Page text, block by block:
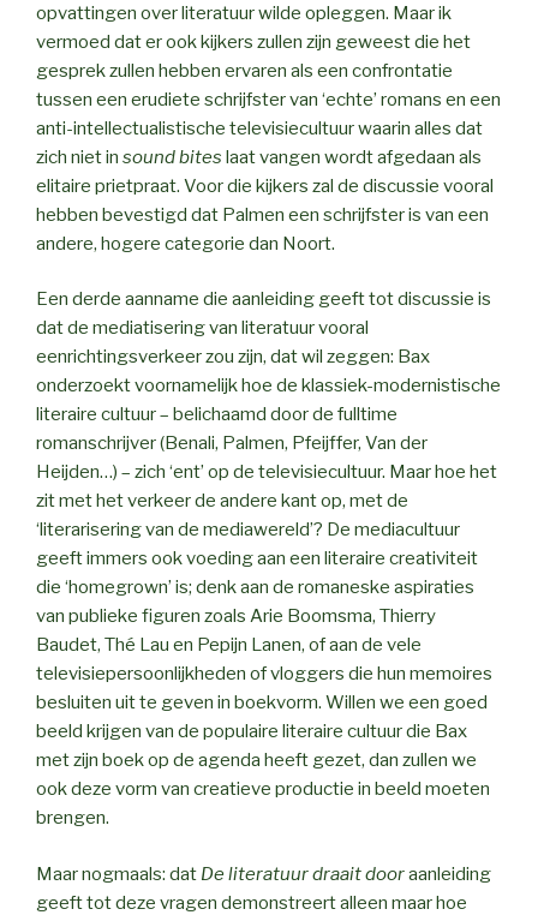
opvattingen over literatuur wilde opleggen. Maar ik
vermoed dat er ook kijkers zullen zijn geweest die het
gesprek zullen hebben ervaren als een confrontatie
tussen een erudiete schrijfster van ‘echte’ romans en een
anti-intellectualistische televisiecultuur waarin alles dat
zich niet in sound bites laat vangen wordt afgedaan als
elitaire prietpraat. Voor die kijkers zal de discussie vooral
hebben bevestigd dat Palmen een schrijfster is van een
andere, hogere categorie dan Noort.
Een derde aanname die aanleiding geeft tot discussie is
dat de mediatisering van literatuur vooral
eenrichtingsverkeer zou zijn, dat wil zeggen: Bax
onderzoekt voornamelijk hoe de klassiek-modernistische
literaire cultuur – belichaamd door de fulltime
romanschrijver (Benali, Palmen, Pfeijffer, Van der
Heijden…) – zich ‘ent’ op de televisiecultuur. Maar hoe het
zit met het verkeer de andere kant op, met de
‘literarisering van de mediawereld’? De mediacultuur
geeft immers ook voeding aan een literaire creativiteit
die ‘homegrown’ is; denk aan de romaneske aspiraties
van publieke figuren zoals Arie Boomsma, Thierry
Baudet, Thé Lau en Pepijn Lanen, of aan de vele
televisiepersoonlijkheden of vloggers die hun memoires
besluiten uit te geven in boekvorm. Willen we een goed
beeld krijgen van de populaire literaire cultuur die Bax
met zijn boek op de agenda heeft gezet, dan zullen we
ook deze vorm van creatieve productie in beeld moeten
brengen.
Maar nogmaals: dat De literatuur draait dooraanleiding
geeft tot deze vragen demonstreert alleen maar hoe